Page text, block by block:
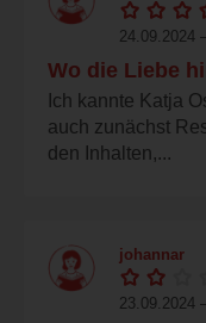
24.09.2024
Wo die Liebe
Ich kannte Katja
auch zunächst
den Inhalten,...
johannar
23.09.2024